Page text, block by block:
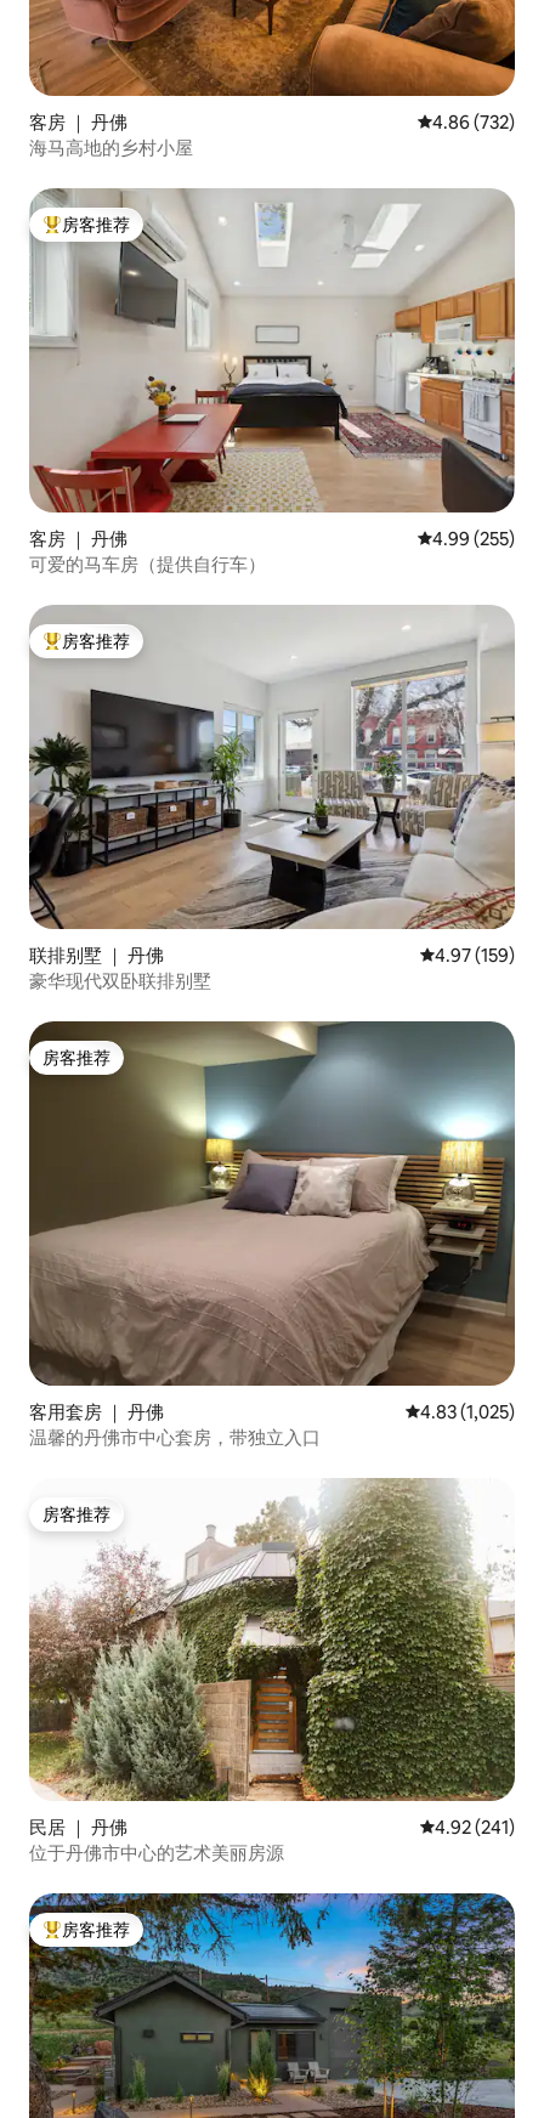
客房 ｜ 丹佛 平均评分 4.86
4.86 (732)
海马高地的乡村小屋
热门「房客推荐」
房客推荐
客房 ｜ 丹佛 平均评分 4.99
4.99 (255)
可爱的马车房（提供自行车）
热门「房客推荐」
房客推荐
联排别墅 ｜ 丹佛 平均评分 4.97
4.97 (159)
豪华现代双卧联排别墅
房客推荐
房客推荐
客用套房 ｜ 丹佛 平均评分 4.83
4.83 (1,025)
温馨的丹佛市中心套房，带独立入口
房客推荐
房客推荐
民居 ｜ 丹佛 平均评分 4.92
4.92 (241)
位于丹佛市中心的艺术美丽房源
热门「房客推荐」
房客推荐